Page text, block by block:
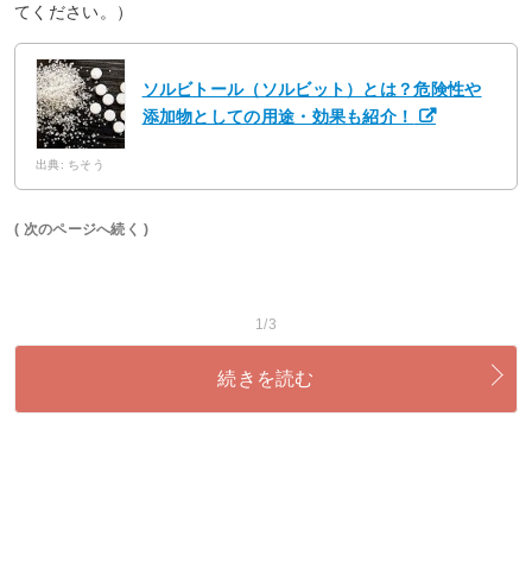
てください。）
ソルビトール（ソルビット）とは？危険性や
添加物としての用途・効果も紹介！
出典: ちそう
( 次のページへ続く )
1/3
続きを読む